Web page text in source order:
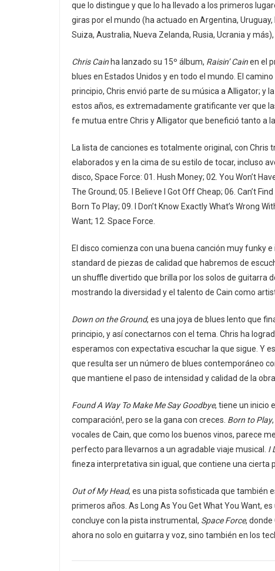
que lo distingue y que lo ha llevado a los primeros
giras por el mundo (ha actuado en Argentina, Uruguay,
Suiza, Australia, Nueva Zelanda, Rusia, Ucrania y
Chris Cain ha lanzado su 15º álbum, Raisin’ Cainen el
blues en Estados Unidos y en todo el mundo. El
principio, Chris envió parte de su música a Alligator; y
estos años, es extremadamente gratificante ver que
fe mutua entre Chris y Alligator que benefició tanto a
La lista de canciones es totalmente original, con
elaborados y en la cima de su estilo de tocar, incluso
disco, Space Force: 01. Hush Money; 02. You Won’t
The Ground; 05. I Believe I Got Off Cheap; 06. Can’t
Born To Play; 09. I Don’t Know Exactly What’s Wrong
Want; 12. Space Force.
El disco comienza con una buena canción muy funky
standard de piezas de calidad que habremos de
un shuffle divertido que brilla por los solos de guitarra
mostrando la diversidad y el talento de Cain como
Down on the Ground, es una joya de blues lento que
principio, y así conectarnos con el tema. Chris ha
esperamos con expectativa escuchar la que sigue. Y
que resulta ser un número de blues contemporáneo
que mantiene el paso de intensidad y calidad de la obra.
Found A Way To Make Me Say Goodbye, tiene un inicio
comparación!, pero se la gana con creces. Born to Play
vocales de Cain, que como los buenos vinos, parece
perfecto para llevarnos a un agradable viaje musical. I
fineza interpretativa sin igual, que contiene una cierta
Out of My Head, es una pista sofisticada que también
primeros años. As Long As You Get What You Want,
concluye con la pista instrumental, Space Force, donde
ahora no solo en guitarra y voz, sino también en los